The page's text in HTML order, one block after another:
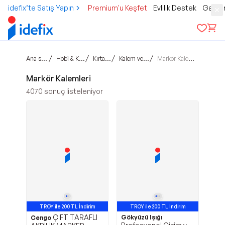
idefix’te Satış Yapın Premium'u Keşfet Evlilik Destek
Ana sayfa / Hobi & Kültür / Kırtasiye / Kalem ve Yazı / Markör Kalemleri
Markör Kalemleri
4070 sonuç listeleniyor
TROY ile 200 TL İndirim
Cengo ÇİFT TARAFLI
TROY ile 200 TL İndirim
Gökyüzü Işığı